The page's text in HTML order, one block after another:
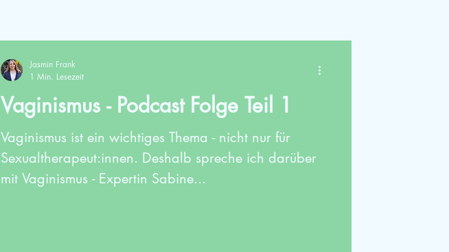
Vaginismus - Podcast Folge Teil 1
Vaginismus ist ein wichtiges Thema - nicht nur für
Sexualtherapeut:innen. Deshalb spreche ich darüber
mit Vaginismus - Expertin Sabine...
Jasmin Frank
1 Min. Lesezeit